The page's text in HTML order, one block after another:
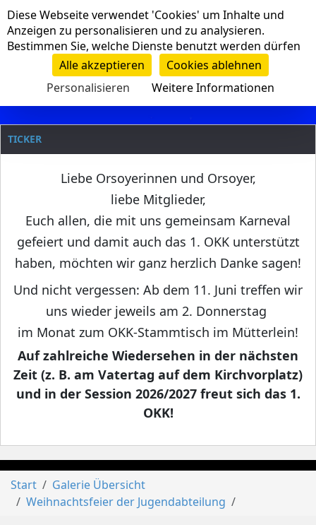
Navigation
Clanname
TICKER
Liebe Orsoyerinnen und Orsoyer,
liebe Mitglieder,
Euch allen, die mit uns gemeinsam Karneval
gefeiert und damit auch das 1. OKK unterstützt
haben, möchten wir ganz herzlich Danke sagen!
Und nicht vergessen: Ab dem 11. Juni treffen wir
uns wieder jeweils am 2. Donnerstag
im Monat zum OKK-Stammtisch im Mütterlein!
Auf zahlreiche Wiedersehen in der nächsten
Zeit (z. B. am Vatertag auf dem Kirchvorplatz)
und in der Session 2026/2027 freut sich das 1.
OKK!
Start
Galerie Übersicht
Weihnachtsfeier der Jugendabteilung
Cookie-Einstellungen
Diese Webseite verwendet 'Cookies' um Inhalte und
Anzeigen zu personalisieren und zu analysieren.
Bestimmen Sie, welche Dienste benutzt werden dürfen
Alle akzeptieren
Cookies ablehnen
Personalisieren
Weitere Informationen